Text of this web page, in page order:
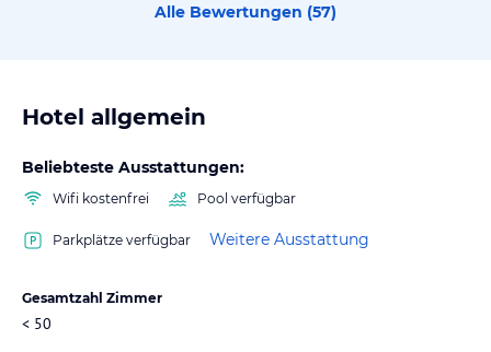
Alle Bewertungen (57)
Hotel allgemein
Beliebteste Ausstattungen:
Wifi kostenfrei Pool verfügbar
Parkplätze verfügbar Weitere Ausstattung
Gesamtzahl Zimmer
< 50